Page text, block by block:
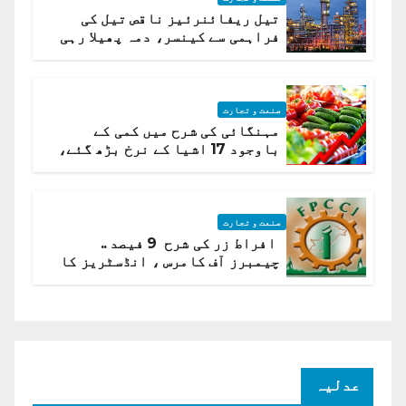
تیل ریفائنرئیز ناقص تیل کی
فراہمی سے کینسر، دمہ پھیلا رہی
صنعت و تجارت
مہنگائی کی شرح میں کمی کے
باوجود 17 اشیا کے نرخ بڑھ گئے،
صنعت و تجارت
افراط زر کی شرح 9 فیصد ..
چیمبرز آف کامرس ، انڈسٹریز کا
عدلیہ